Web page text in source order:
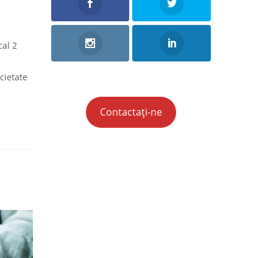
2
Contactați-ne